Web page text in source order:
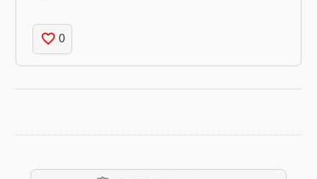
favorite_border 0